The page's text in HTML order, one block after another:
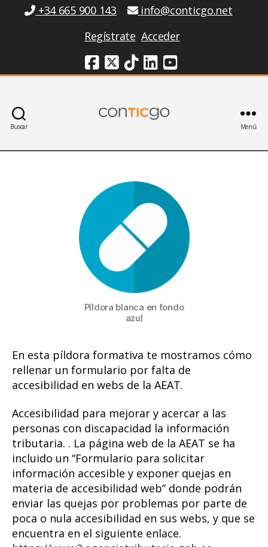
Información
+34 665 900 143
info@conticgo.net
Regístrate Acceder
Redes Sociales
Buscar Menú
Píldora blanca en fondo
azul
En esta píldora formativa te mostramos cómo
rellenar un formulario por falta de
accesibilidad en webs de la AEAT.
Accesibilidad para mejorar y acercar a las
personas con discapacidad la información
tributaria. . La página web de la AEAT se ha
incluido un “Formulario para solicitar
información accesible y exponer quejas en
materia de accesibilidad web” donde podrán
enviar las quejas por problemas por parte de
poca o nula accesibilidad en sus webs, y que se
encuentra en el siguiente enlace.